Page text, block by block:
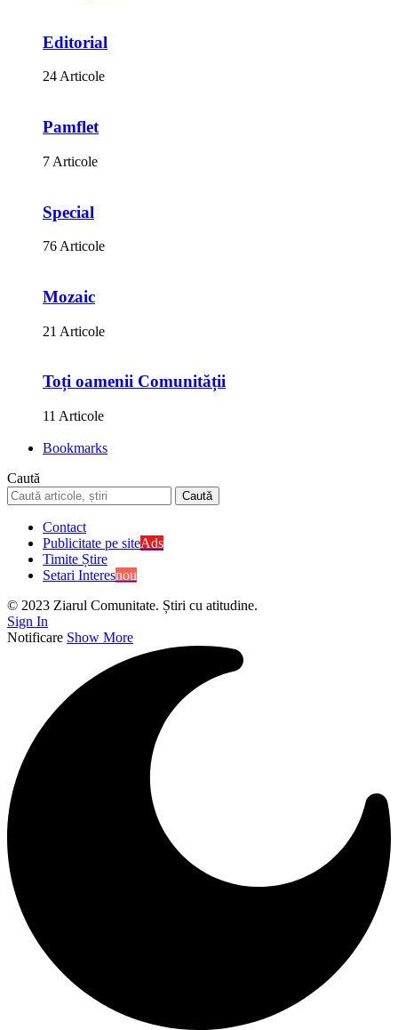
Editorial
24 Articole
Pamflet
7 Articole
Special
76 Articole
Mozaic
21 Articole
Toți oamenii Comunității
11 Articole
Bookmarks
Caută
Contact
Publicitate pe siteAds
Timite Știre
Setari Interesnou
© 2023 Ziarul Comunitate. Știri cu atitudine.
Sign In
Notificare Show More